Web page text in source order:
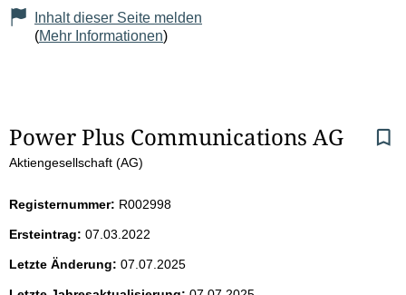
Inhalt dieser Seite melden
(Mehr Informationen)
S
e
i
t
Power Plus Communications AG
Aktiengesellschaft (AG)
Registernummer: R002998
Ersteintrag: 07.03.2022
Letzte Änderung: 07.07.2025